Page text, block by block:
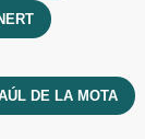
DE LA MOTA